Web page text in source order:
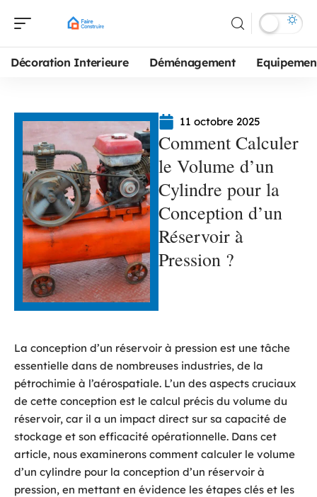
Décoration Interieure Déménagement
11 octobre 2025
Comment Calculer
le Volume d’un
Cylindre pour la
Conception d’un
Réservoir à
Pression ?
La conception d’un réservoir à pression est une tâche
essentielle dans de nombreuses industries, de la
pétrochimie à l’aérospatiale. L’un des aspects cruciaux
de cette conception est le calcul précis du volume du
réservoir, car il a un impact direct sur sa capacité de
stockage et son efficacité opérationnelle. Dans cet
article, nous examinerons comment calculer le volume
d’un cylindre pour la conception d’un réservoir à
pression, en mettant en évidence les étapes clés et les